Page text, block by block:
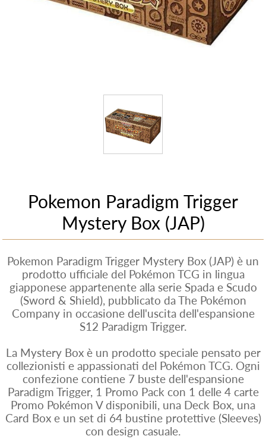
Pokemon Paradigm Trigger
Mystery Box (JAP)
Pokemon Paradigm Trigger Mystery Box (JAP) è un
prodotto ufficiale del Pokémon TCG in lingua
giapponese appartenente alla serie Spada e Scudo
(Sword & Shield), pubblicato da The Pokémon
Company in occasione dell'uscita dell'espansione
S12 Paradigm Trigger.
La Mystery Box è un prodotto speciale pensato per
collezionisti e appassionati del Pokémon TCG. Ogni
confezione contiene 7 buste dell'espansione
Paradigm Trigger, 1 Promo Pack con 1 delle 4 carte
Promo Pokémon V disponibili, una Deck Box, una
Card Box e un set di 64 bustine protettive (Sleeves)
con design casuale.